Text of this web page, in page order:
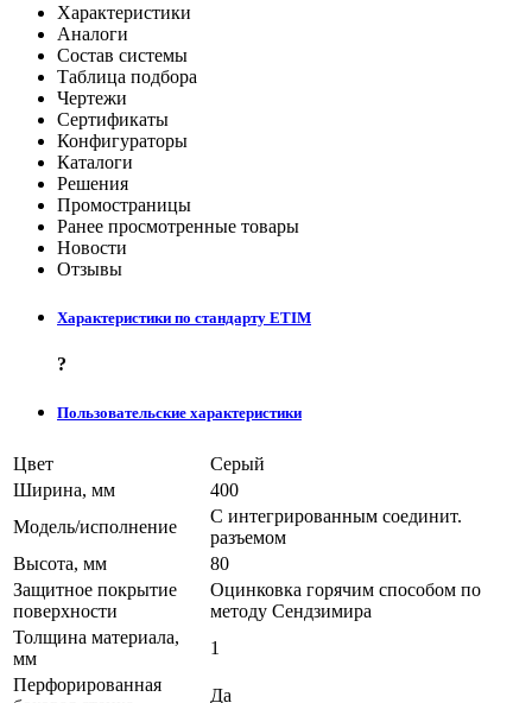
Характеристики
Аналоги
Состав системы
Таблица подбора
Чертежи
Сертификаты
Конфигураторы
Каталоги
Решения
Промостраницы
Ранее просмотренные товары
Новости
Отзывы
Характеристики по стандарту ETIM
?
Пользовательские характеристики
Цвет
Серый
Ширина, мм
400
Модель/исполнение
С интегрированным соединит.
разъемом
Высота, мм
80
Защитное покрытие
поверхности
Оцинковка горячим способом по
методу Сендзимира
Толщина материала,
мм
1
Перфорированная
Да